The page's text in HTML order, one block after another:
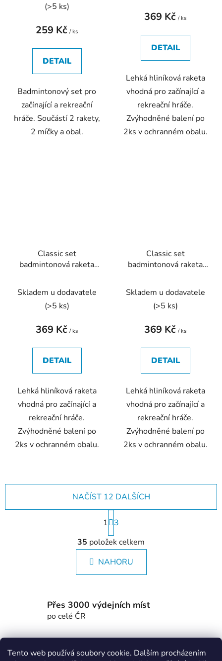
Tento web používá soubory cookie. Dalším procházením
(>5 ks)
259 Kč / ks
DETAIL
Badmintonový set pro
začínající a rekreační
hráče. Součástí 2 rakety,
2 míčky a obal.
369 Kč / ks
DETAIL
Lehká hliníková raketa
vhodná pro začínající a
rekreační hráče.
Zvýhodněné balení po
2ks v ochranném obalu.
Classic set
badmintonová raketa
Skladem u dodavatele
(>5 ks)
369 Kč / ks
DETAIL
Lehká hliníková raketa
vhodná pro začínající a
rekreační hráče.
Zvýhodněné balení po
2ks v ochranném obalu.
Classic set
badmintonová raketa
Skladem u dodavatele
(>5 ks)
369 Kč / ks
DETAIL
Lehká hliníková raketa
vhodná pro začínající a
rekreační hráče.
Zvýhodněné balení po
2ks v ochranném obalu.
O
v
l
á
d
c
í
r
k
NAČÍST 12 DALŠÍCH
S
t
r
á
n
k
n
í
1
3
35 položek celkem
NAHORU
Přes 3000 výdejních míst
po celé ČR
Z